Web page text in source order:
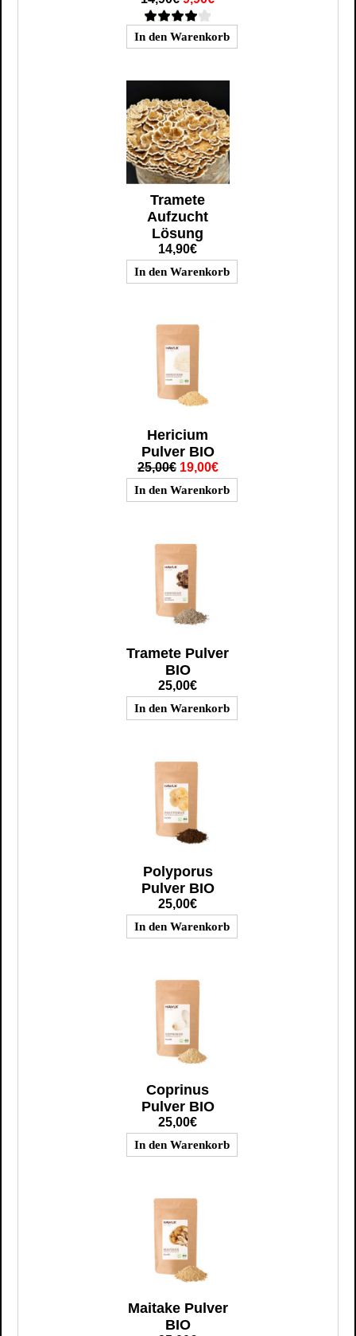
Tramete
Aufzucht
Lösung
14,90€
Hericium
Pulver BIO
25,00€ 19,00€
Tramete Pulver
BIO
25,00€
Polyporus
Pulver BIO
25,00€
Coprinus
Pulver BIO
25,00€
Maitake Pulver
BIO